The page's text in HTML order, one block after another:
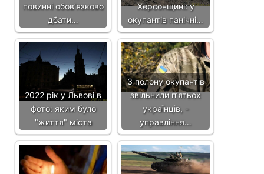
повинні обов’язково
дбати…
Херсонщині: у
окупантів панічні…
2022 рік у Львові в
фото: яким було
"життя" міста
З полону окупантів
звільнили п’ятьох
українців, -
управління…